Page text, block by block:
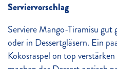
Serviervorschlag
Serviere Mango-Tiramisu
oder in Dessertgläsern. Ein
Kokosraspel on top